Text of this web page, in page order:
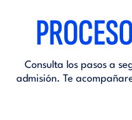
Consulta los pasos a
admisión. Te